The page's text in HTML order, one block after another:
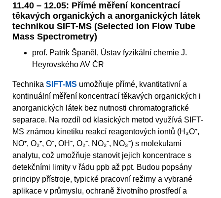
11.40 – 12.05: Přímé měření koncentrací
těkavých organických a anorganických látek
technikou SIFT-MS (Selected Ion Flow Tube
Mass Spectrometry)
prof. Patrik Španěl, Ústav fyzikální chemie J.
Heyrovského AV ČR
Technika SIFT-MS umožňuje přímé, kvantitativní a
kontinuální měření koncentrací těkavých organických i
anorganických látek bez nutnosti chromatografické
separace. Na rozdíl od klasických metod využívá SIFT-
MS známou kinetiku reakcí reagentových iontů (H₃O⁺,
NO⁺, O₂⁺, O⁻, OH⁻, O₂⁻, NO₂⁻, NO₃⁻) s molekulami
analytu, což umožňuje stanovit jejich koncentrace s
detekčními limity v řádu ppb až ppt. Budou popsány
principy přístroje, typické pracovní režimy a vybrané
aplikace v průmyslu, ochraně životního prostředí a